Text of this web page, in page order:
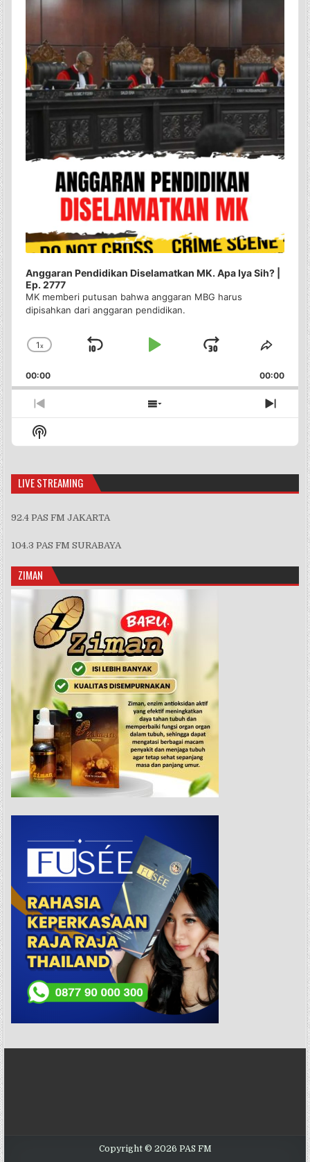
Anggaran Pendidikan Diselamatkan MK. Apa Iya Sih? |
Ep. 2777
MK memberi putusan bahwa anggaran MBG harus
dipisahkan dari anggaran pendidikan.
Change
Rate
1x
Skip
Play
Jump
Forward
Share
00:00 00:00
Previous
Episode
Show
Episodes
Next
Show
Podcast
LIVE STREAMING
92.4 PAS FM JAKARTA
104.3 PAS FM SURABAYA
ZIMAN
Copyright © 2026 PAS FM